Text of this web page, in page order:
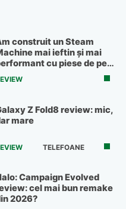
construit un Steam
mai ieftin și mai
cu piese de pe
Z Fold8 review: mic,
mare
TELEFOANE
Campaign Evolved
cel mai bun remake
2026?